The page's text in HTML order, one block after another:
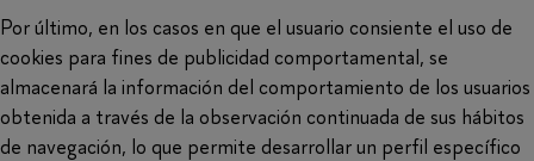
Por último, en los casos en que el usuario consiente el uso de
cookies para fines de publicidad comportamental, se
almacenará la información del comportamiento de los usuarios
obtenida a través de la observación continuada de sus hábitos
de navegación, lo que permite desarrollar un perfil específico